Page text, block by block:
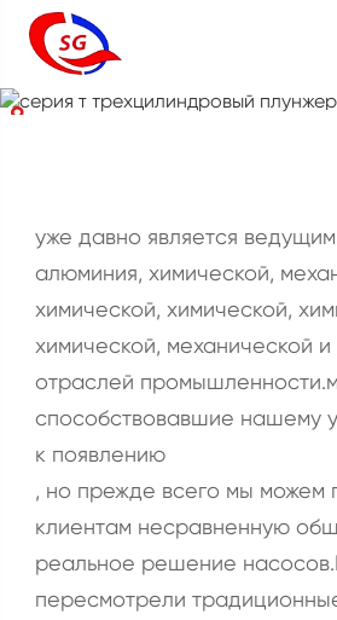
плунжерный
уже давно является
алюминия, химической,
химической, химической,
химической, механической и
отраслей
способствовавшие нашему
к появлению
, но прежде всего мы можем
клиентам несравненную
реальное решение
пересмотрели